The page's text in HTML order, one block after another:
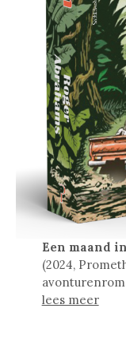
Een maand
(2024,
lees meer